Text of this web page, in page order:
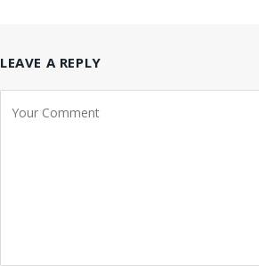
LEAVE A REPLY